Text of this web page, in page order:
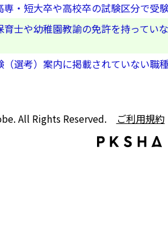
専・短大卒や高校卒の試験区分で受
育士や幼稚園教諭の免許を持って
（選考）案内に掲載されていない職
All Rights Reserved. ご利用規約